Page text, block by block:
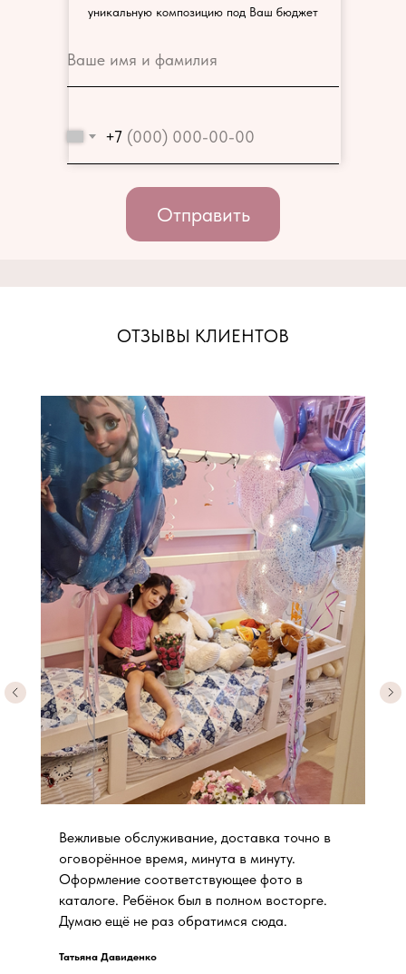
+7
Отправить
уникальную композицию под Ваш бюджет
ОТЗЫВЫ КЛИЕНТОВ
Вежливые обслуживание, доставка точно в
оговорённое время, минута в минуту.
Оформление соответствующее фото в
каталоге. Ребёнок был в полном восторге.
Думаю ещё не раз обратимся сюда.
Татьяна Давиденко